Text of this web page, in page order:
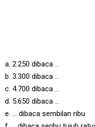
a. 2.250 dibaca ...
b. 3.300 dibaca ...
c. 4.700 dibaca ...
d. 5.650 dibaca ...
e. ... dibaca sembilan ribu